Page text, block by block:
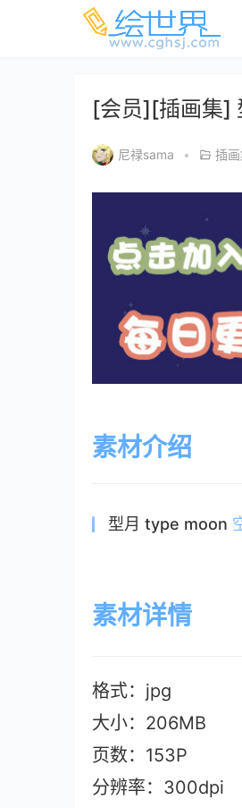
[会员][插画集]
尼禄sama • 插
素材介绍
型月 type moon
素材详情
格式：jpg
大小：206MB
页数：153P
分辨率：300dpi